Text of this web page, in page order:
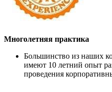
Многолетняя практика
Большинство из наших
имеют 10 летний опыт
проведения